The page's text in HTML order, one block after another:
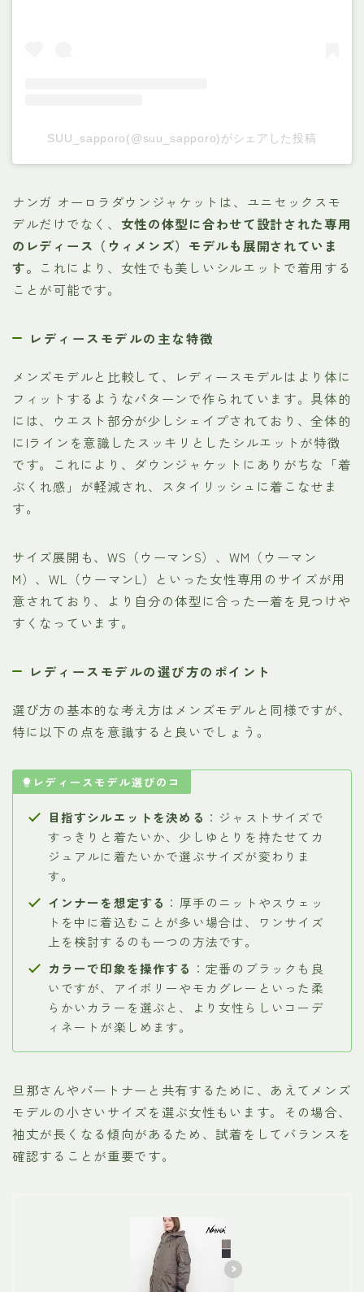
SUU_sapporo(@suu_sapporo)がシェアした投稿
ナンガ オーロラダウンジャケットは、ユニセックスモ
デルだけでなく、 女性の体型に合わせて設計された専用
のレディース（ウィメンズ）モデルも展開されていま
す。 これにより、女性でも美しいシルエットで着用する
ことが可能です。
レディースモデルの主な特徴
メンズモデルと比較して、レディースモデルはより体に
フィットするようなパターンで作られています。具体的
には、ウエスト部分が少しシェイプされており、全体的
にIラインを意識したスッキリとしたシルエットが特徴
です。これにより、ダウンジャケットにありがちな「着
ぶくれ感」が軽減され、スタイリッシュに着こなせま
す。
サイズ展開も、WS（ウーマンS）、WM（ウーマン
M）、WL（ウーマンL）といった女性専用のサイズが用
意されており、より自分の体型に合った一着を見つけや
すくなっています。
レディースモデルの選び方のポイント
選び方の基本的な考え方はメンズモデルと同様ですが、
特に以下の点を意識すると良いでしょう。
レディースモデル選びのコ
目指すシルエットを決める ：ジャストサイズで
すっきりと着たいか、少しゆとりを持たせてカ
ジュアルに着たいかで選ぶサイズが変わりま
す。
インナーを想定する ：厚手のニットやスウェッ
トを中に着込むことが多い場合は、ワンサイズ
上を検討するのも一つの方法です。
カラーで印象を操作する ：定番のブラックも良
いですが、アイボリーやモカグレーといった柔
らかいカラーを選ぶと、より女性らしいコーデ
ィネートが楽しめます。
旦那さんやパートナーと共有するために、あえてメンズ
モデルの小さいサイズを選ぶ女性もいます。その場合、
袖丈が長くなる傾向があるため、試着をしてバランスを
確認することが重要です。